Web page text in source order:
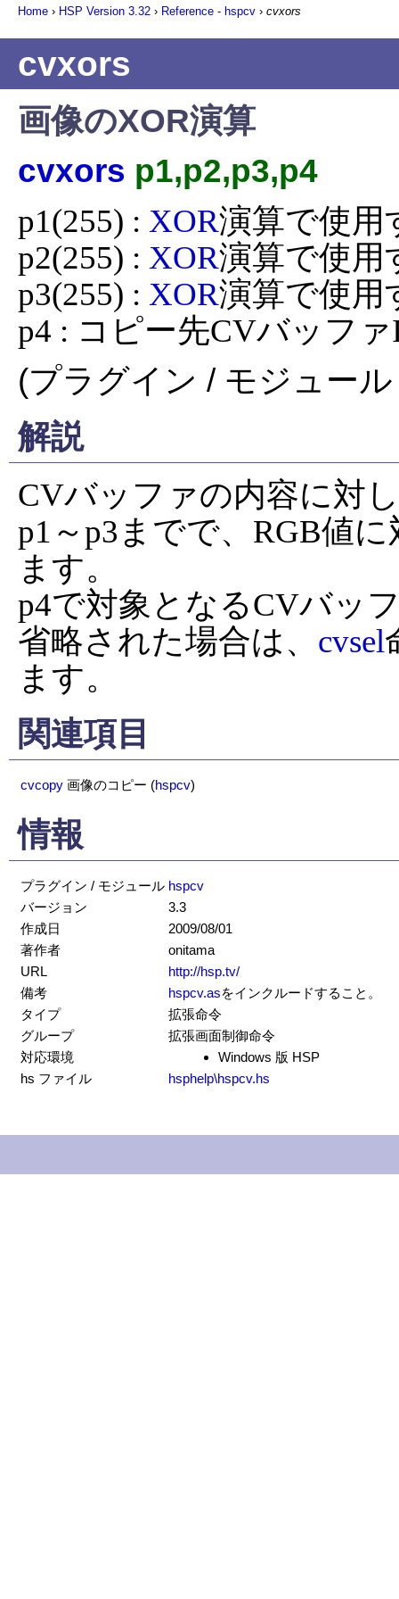
Home › HSP Version 3.32 › Reference - hspcv › cvxors
cvxors
画像のXOR演算
cvxors p1,p2,p3,p4
p1(255) : XOR演算で使用
p2(255) : XOR演算で使用
p3(255) : XOR演算で使用
p4 : コピー先CVバッフ
(プラグイン / モジュー
解説
CVバッファの内容に対
p1～p3までで、RGB値
ます。
p4で対象となるCVバッ
省略された場合は、 cvsel
ます。
関連項目
cvcopy 画像のコピー (hspcv)
情報
プラグイン / モジュール hspcv
バージョン
3.3
作成日
2009/08/01
著作者
onitama
URL
http://hsp.tv/
備考
hspcv.asをインクルードすること。
タイプ
拡張命令
グループ
拡張画面制御命令
対応環境
Windows 版 HSP
hs ファイル
hsphelp\hspcv.hs